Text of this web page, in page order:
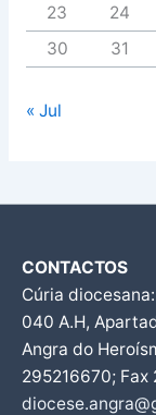
23
24
30
31
« Jul
CONTACTOS
Cúria
040 A.H,
Angra do
295216670; Fax